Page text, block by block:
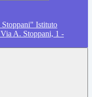
Istituto
Via A. Stoppani, 1 -